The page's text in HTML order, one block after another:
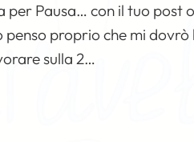
per Pausa… con il tuo post
proprio che mi
sulla 2…